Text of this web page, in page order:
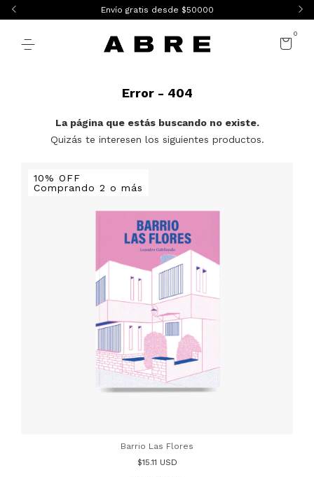
Envío gratis desde $50000
0
Error - 404
La página que estás buscando no existe.
Quizás te interesen los siguientes productos.
10% OFF
Comprando 2 o más
Barrio Las Flores
$15.11 USD